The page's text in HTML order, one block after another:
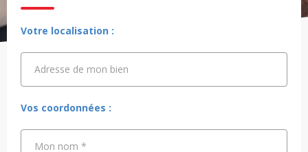
Votre localisation :
Adresse de mon bien
Adresse de mon bien
Vos coordonnées :
Mon nom *